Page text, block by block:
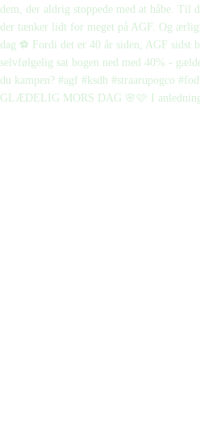
GLÆDELIG MORS DAG 🌸🩷 I